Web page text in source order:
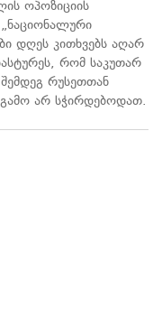
ოპოზიციის
დღეს კითხვებს აღარ
რომ საკუთარ
შემდეგ რუსეთთან
არ სჭირდებოდათ.